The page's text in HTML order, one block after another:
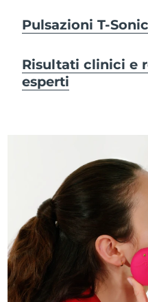
Pulsazioni T-
Risultati clinici e
esperti